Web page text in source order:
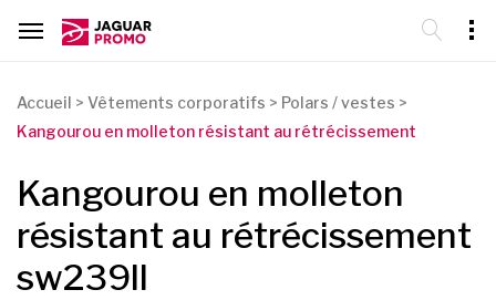
Accueil > Vêtements corporatifs > Polars / vestes >
Kangourou en molleton résistant au rétrécissement
Kangourou en molleton
résistant au rétrécissement
sw239ll